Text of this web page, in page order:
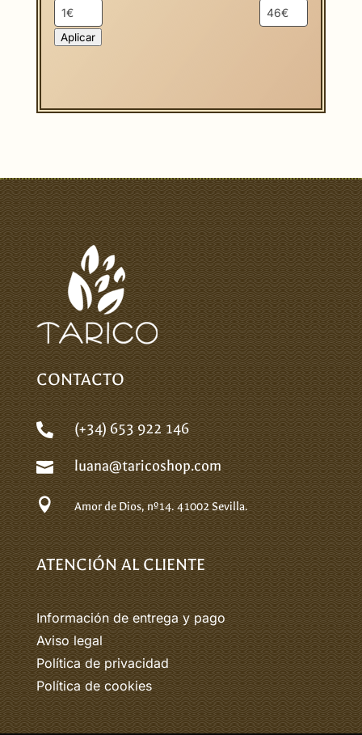
Aplicar
CONTACTO
 (+34) 653 922 146
 luana@taricoshop.com
 Amor de Dios, nº14.41002 Sevilla.
ATENCIÓN AL CLIENTE
Información de entrega y pago
Aviso legal
Política de privacidad
Política de cookies